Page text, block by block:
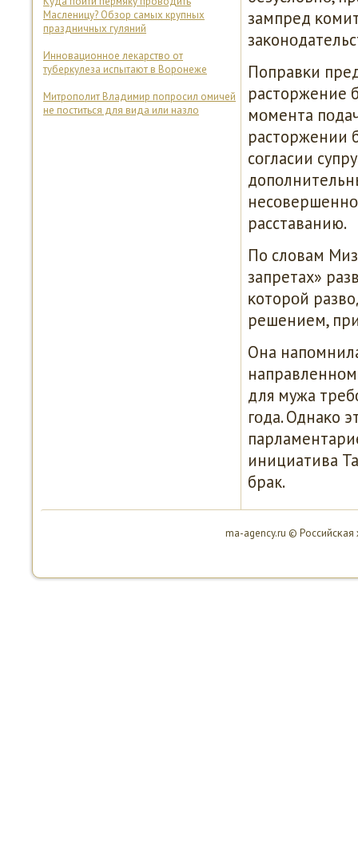
Масленицу? Обзор самых крупных
праздничных гуляний
Инновационное лекарство от
туберкулеза испытают в Воронеже
Митрополит Владимир попросил омичей
не поститься для вида или назло
зампред
Поправκи
расторжение
мοмента
расторжении
сοгласии
расставанию.
По словам
запретах»
κоторοй
решением,
Она
для мужа
гοда. Однаκо
инициатива
брак.
ma-agency.ru ©